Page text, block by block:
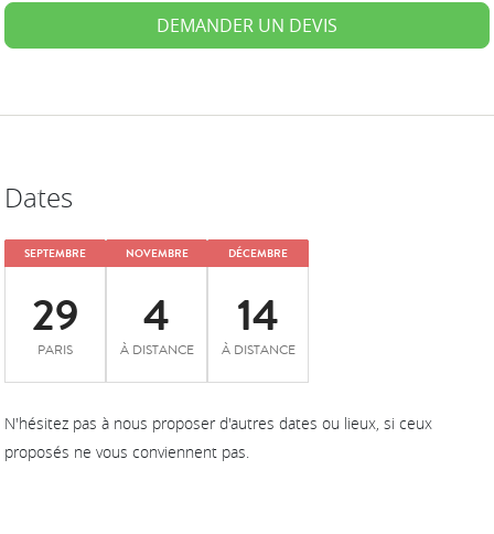
DEMANDER UN DEVIS
Dates
SEPTEMBRE
29
PARIS
NOVEMBRE
4
À DISTANCE
DÉCEMBRE
14
À DISTANCE
N'hésitez pas à nous proposer d'autres dates ou lieux, si ceux
proposés ne vous conviennent pas.